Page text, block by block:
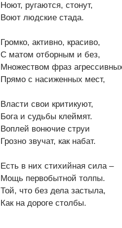
Ноют, ругаются, стонут,
Воют людские стада.
Громко, активно, красиво,
С матом отборным и без,
Множеством фраз
Прямо с насиженных мест,
Власти свои критикуют,
Бога и судьбы клеймят.
Воплей вонючие струи
Грозно звучат, как набат.
Есть в них стихийная сила –
Мощь первобытной толпы.
Той, что без дела застыла,
Как на дороге столбы.